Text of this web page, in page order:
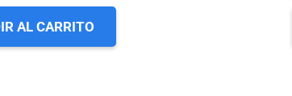
AL CARRITO